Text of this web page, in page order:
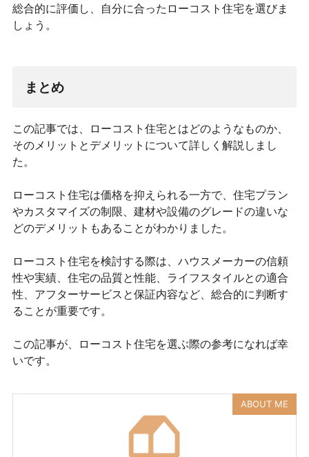
総合的に評価し、自分に合ったローコスト住宅を選びま
しょう。
まとめ
この記事では、ローコスト住宅とはどのようなものか、
そのメリットとデメリットについて詳しく解説しまし
た。
ローコスト住宅は価格を抑えられる一方で、住宅プラン
やカスタマイズの制限、建材や設備のグレードの違いな
どのデメリットもあることがわかりました。
ローコスト住宅を検討する際は、ハウスメーカーの信頼
性や実績、住宅の品質と性能、ライフスタイルとの適合
性、アフターサービスと保証内容など、総合的に判断す
ることが重要です。
この記事が、ローコスト住宅を選ぶ際の参考になれば幸
いです。
ABOUT ME